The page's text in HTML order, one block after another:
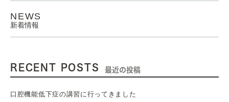
NEWS
新着情報
RECENT POSTS 最近の投稿
口腔機能低下症の講習に行ってきました